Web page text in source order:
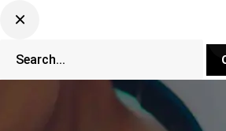
CLUBBING TV NETWORK